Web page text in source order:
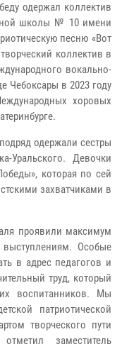
одержал коллектив
школы № 10 имени
песню «Вот
коллектив в
вокально-
Чебоксары в 2023 году
хоровых
одержали сестры
Уральского. Девочки
которая по сей
захватчиками в
проявили максимум
Особые
в адрес педагогов и
труд, который
воспитанников. Мы
патриотической
творческого пути
заместитель